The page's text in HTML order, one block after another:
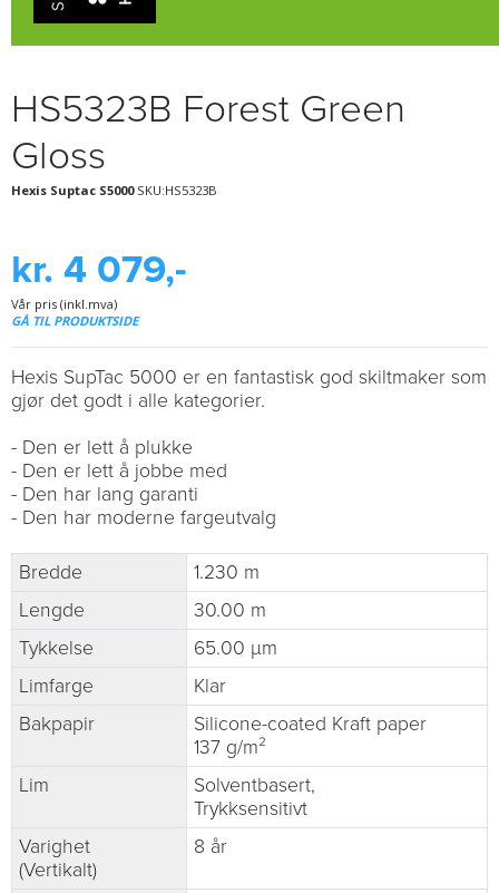
HS5323B Forest Green
Gloss
Hexis Suptac S5000SKU:HS5323B
kr. 4 079,-
Vår pris (inkl.mva)
GÅ TIL PRODUKTSIDE
Hexis SupTac 5000 er en fantastisk god skiltmaker som
gjør det godt i alle kategorier.
- Den er lett å plukke
- Den er lett å jobbe med
- Den har lang garanti
- Den har moderne fargeutvalg
Bredde
1.230 m
Lengde
30.00 m
Tykkelse
65.00 µm
Limfarge
Klar
Bakpapir
Silicone-coated Kraft paper
137 g/m²
Lim
Solventbasert,
Trykksensitivt
Varighet
(Vertikalt)
8 år